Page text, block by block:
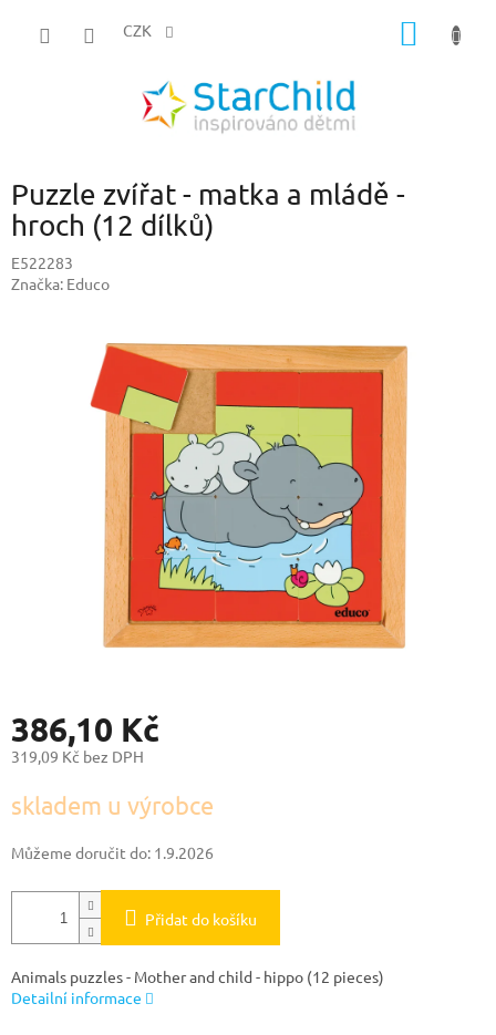
CZK
Puzzle zvířat - matka a mládě -
hroch (12 dílků)
E522283
Značka: Educo
386,10 Kč
319,09 Kč bez DPH
cena:
skladem u výrobce
Můžeme doručit do: 1.9.2026
Přidat do košíku
Animals puzzles - Mother and child - hippo (12 pieces)
Detailní informace